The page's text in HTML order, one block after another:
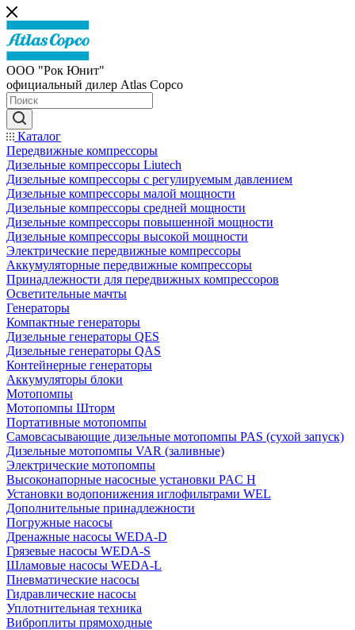
ООО "Рок Юнит"
официальный дилер Atlas Copco
Каталог
Передвижные компрессоры
Дизельные компрессоры Liutech
Дизельные компрессоры с регулируемым давлением
Дизельные компрессоры малой мощности
Дизельные компрессоры средней мощности
Дизельные компрессоры повышенной мощности
Дизельные компрессоры высокой мощности
Электрические передвижные компрессоры
Аккумуляторные передвижные компрессоры
Принадлежности для передвижных компрессоров
Осветительные мачты
Генераторы
Компактные генераторы
Дизельные генераторы QES
Дизельные генераторы QAS
Контейнерные генераторы
Аккумуляторы блоки
Мотопомпы
Мотопомпы Шторм
Портативные мотопомпы
Самовсасывающие дизельные мотопомпы PAS (сухой запуск)
Дизельные мотопомпы VAR (заливные)
Электрические мотопомпы
Высоконапорные насосные установки PAC H
Установки водопонижения иглофильтрами WEL
Дополнительные принадлежности
Погружные насосы
Дренажные насосы WEDA-D
Грязевые насосы WEDA-S
Шламовые насосы WEDA-L
Пневматические насосы
Гидравлические насосы
Уплотнительная техника
Виброплиты прямоходные